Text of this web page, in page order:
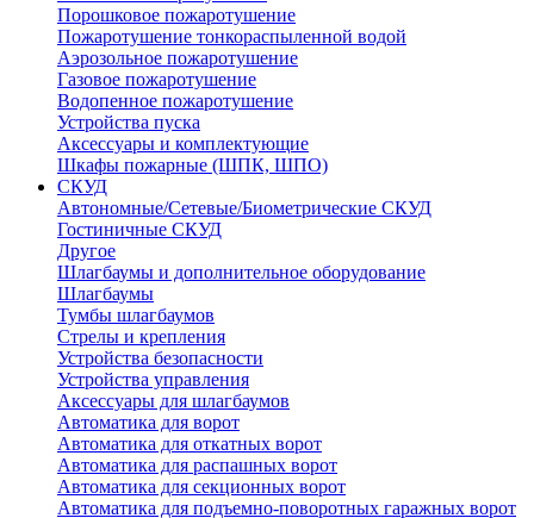
Порошковое пожаротушение
Пожаротушение тонкораспыленной водой
Аэрозольное пожаротушение
Газовое пожаротушение
Водопенное пожаротушение
Устройства пуска
Аксессуары и комплектующие
Шкафы пожарные (ШПК, ШПО)
СКУД
Автономные/Сетевые/Биометрические СКУД
Гостиничные СКУД
Другое
Шлагбаумы и дополнительное оборудование
Шлагбаумы
Тумбы шлагбаумов
Стрелы и крепления
Устройства безопасности
Устройства управления
Аксессуары для шлагбаумов
Автоматика для ворот
Автоматика для откатных ворот
Автоматика для распашных ворот
Автоматика для секционных ворот
Автоматика для подъемно-поворотных гаражных ворот